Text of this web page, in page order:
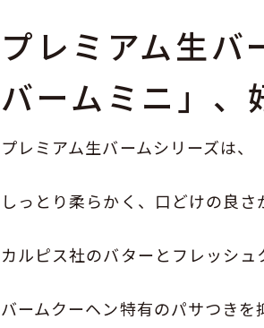
プレミアム生バ
バームミニ」、
プレミアム生バームシリーズは、
しっとり柔らかく、口どけの良さ
カルピス社のバターとフレッシュ
バームクーヘン特有のパサつきを